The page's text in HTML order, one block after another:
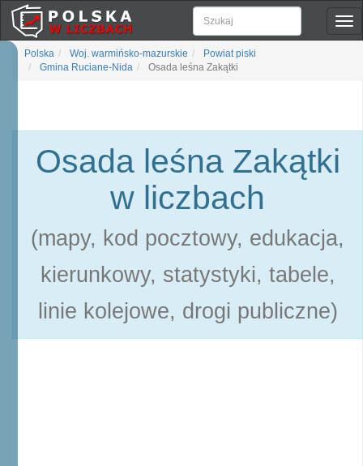
Polska Woj. warmińsko-mazurskie
Powiat piski
Gmina Ruciane-Nida
Osada leśna Zakątki
Osada leśna Zakątki
w liczbach
(mapy, kod pocztowy, edukacja,
kierunkowy, statystyki, tabele,
linie kolejowe, drogi publiczne)